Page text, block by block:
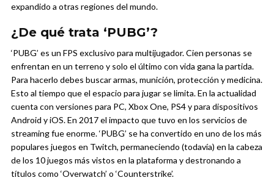
expandido a otras regiones del mundo.
¿De qué trata ‘PUBG’?
‘PUBG’ es un FPS exclusivo para multijugador. Cien personas se
enfrentan en un terreno y solo el último con vida gana la partida.
Para hacerlo debes buscar armas, munición, protección y medicina.
Esto al tiempo que el espacio para jugar se limita. En la actualidad
cuenta con versiones para PC, Xbox One, PS4 y para dispositivos
Android y iOS. En 2017 el impacto que tuvo en los servicios de
streaming fue enorme. ‘PUBG’ se ha convertido en uno de los más
populares juegos en Twitch, permaneciendo (todavía) en la cabeza
de los 10 juegos más vistos en la plataforma y destronando a
títulos como ‘Overwatch’ o ‘Counterstrike’.